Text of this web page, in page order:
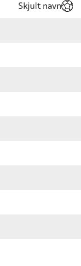
Skjult navn